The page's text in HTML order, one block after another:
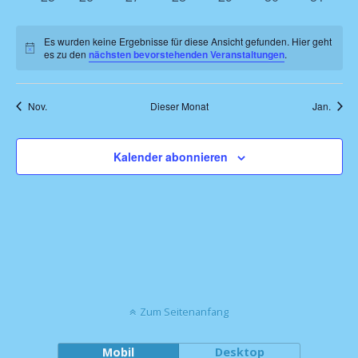
Hinweis
Es wurden keine Ergebnisse für diese Ansicht gefunden. Hier geht
es zu dennächsten bevorstehenden Veranstaltungen.
Nov. Dieser Monat Jan.
Kalender abonnieren
Zum Seitenanfang
Mobil Desktop